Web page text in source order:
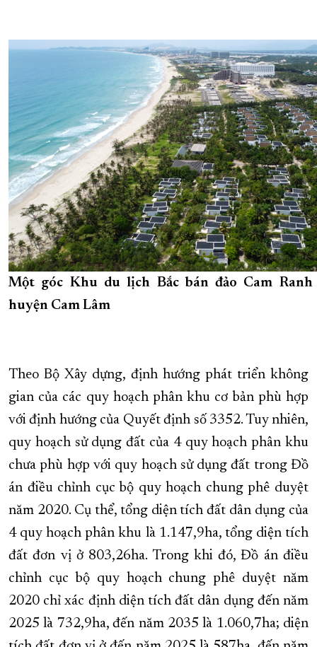
Một góc Khu du lịch Bắc bán đảo Cam Ranh
huyện Cam Lâm
Theo Bộ Xây dựng, định hướng phát triển không
gian của các quy hoạch phân khu cơ bản phù hợp
với định hướng của Quyết định số 3352. Tuy nhiên,
quy hoạch sử dụng đất của 4 quy hoạch phân khu
chưa phù hợp với quy hoạch sử dụng đất trong Đồ
án điều chỉnh cục bộ quy hoạch chung phê duyệt
năm 2020. Cụ thể, tổng diện tích đất dân dụng của
4 quy hoạch phân khu là 1.147,9ha, tổng diện tích
đất đơn vị ở 803,26ha. Trong khi đó, Đồ án điều
chỉnh cục bộ quy hoạch chung phê duyệt năm
2020 chỉ xác định diện tích đất dân dụng đến năm
2025 là 732,9ha, đến năm 2035 là 1.060,7ha; diện